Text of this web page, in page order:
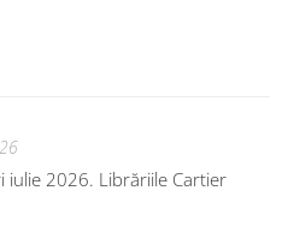
iulie 2026. Librăriile Cartier